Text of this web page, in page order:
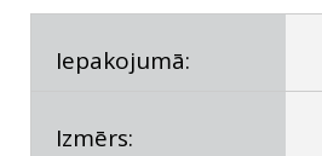
Iepakojumā:
Izmērs: